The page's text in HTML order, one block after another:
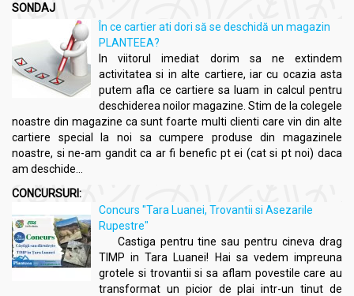
SONDAJ
În ce cartier ati dori să se deschidă un magazin
PLANTEEA?
In viitorul imediat dorim sa ne extindem
activitatea si in alte cartiere, iar cu ocazia asta
putem afla ce cartiere sa luam in calcul pentru
deschiderea noilor magazine. Stim de la colegele
noastre din magazine ca sunt foarte multi clienti care vin din alte
cartiere special la noi sa cumpere produse din magazinele
noastre, si ne-am gandit ca ar fi benefic pt ei (cat si pt noi) daca
am deschide...
CONCURSURI:
Concurs "Tara Luanei, Trovantii si Asezarile
Rupestre"
Castiga pentru tine sau pentru cineva drag
TIMP in Tara Luanei! Hai sa vedem impreuna
grotele si trovantii si sa aflam povestile care au
transformat un picior de plai intr-un tinut de